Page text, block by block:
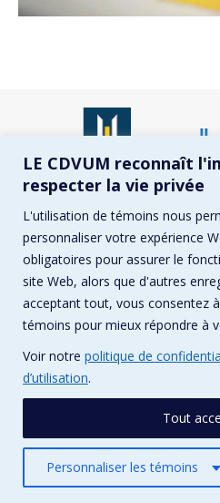
LE CDVUM reconnaît
respecter la vie privée
L'utilisation de témoins nous
personnaliser votre expérience
obligatoires pour assurer le
site Web, alors que d'autres
acceptant tout, vous consentez
témoins pour mieux répondre à
Voir notre politique de
d’utilisation.
Personnaliser les témoins
Tout
© CDVUM /
Menu